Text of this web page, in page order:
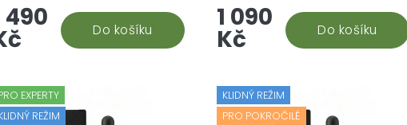
490 Do košíku
Kanabidiol (CBD) je
pro své...
1 090
Kč Do košíku
efekt. CBD, neboli kanabidiol, je
známé pro své protizánětlivé
a...
EXPERTY
REŽIM
KLIDNÝ REŽIM
PRO POKROČILÉ